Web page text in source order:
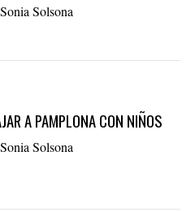
Sonia Solsona
A PAMPLONA CON NIÑOS
Sonia Solsona